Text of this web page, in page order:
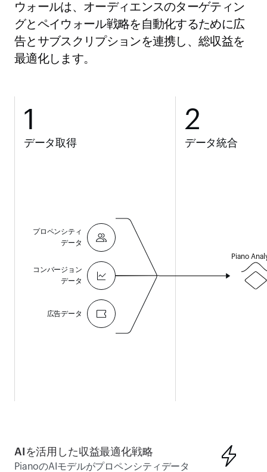
ウォールは、オーディエンスのターゲティン
グとペイウォール戦略を自動化するために広
告とサブスクリプションを連携し、総収益を
最適化します。
1
データ取得
プロペンシティ
データ
コンバージョン
データ
広告データ
2
データ統合
Piano
AIを活用した収益最適化戦略
PianoのAIモデルがプロペンシティデータ